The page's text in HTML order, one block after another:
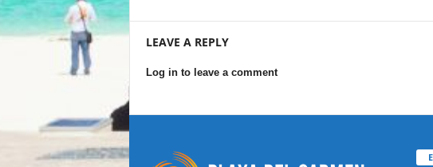
LEAVE A REPLY
Log in to leave a comment